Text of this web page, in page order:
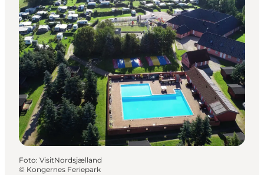
Foto: VisitNordsjælland
© Kongernes Feriepark